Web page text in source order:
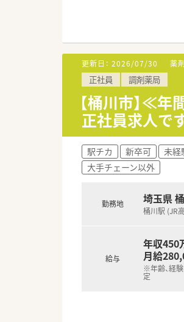
■2025年7
■オープニ
■これまで
【勤務実態
■産前・産
■原則とし
■有給休暇
【法人特徴に
■東証プラ
■「全ては
■患者さま
更新日： 2026/07/30 薬
正社員 調剤薬局
【桶川市】≪
正社員求人で
駅チカ 新卒可 未経
大手チェーン以外
勤務地 埼玉県
桶川駅 (JR
給与
年収450
月給
※年齢、経
定